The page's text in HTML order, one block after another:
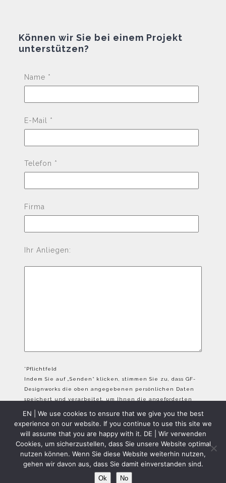
Können wir Sie bei einem Projekt
unterstützen?
Name *
E-Mail *
Telefon *
Firma
Ihr Anliegen:
*Pflichtfeld
Indem Sie auf „Senden“ klicken, stimmen Sie zu, dass GF-
Designworks die oben angegebenen persönlichen Daten
speichert und verarbeitet, um Ihnen die angeforderten
Inhalte bereitzustellen.
GFD Copyright 2024 - All Rights Reserved
EN | We use cookies to ensure that we give you the best
experience on our website. If you continue to use this site we
will assume that you are happy with it. DE | Wir verwenden
Cookies, um sicherzustellen, dass Sie unsere Website optimal
nutzen können. Wenn Sie diese Website weiterhin nutzen,
gehen wir davon aus, dass Sie damit einverstanden sind.
Ok No